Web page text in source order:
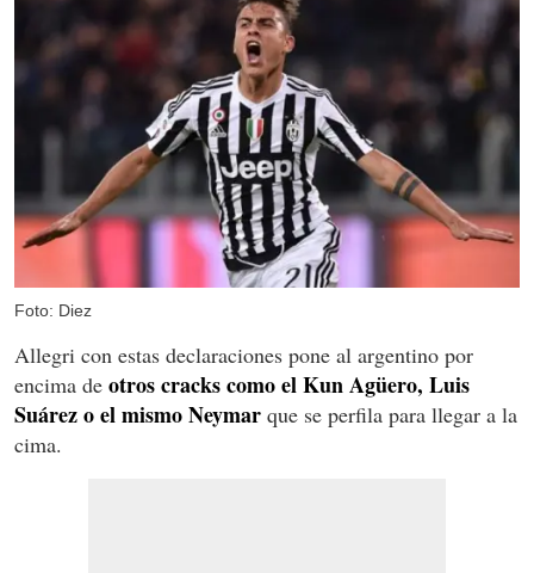
Foto: Diez
Allegri con estas declaraciones pone al argentino por
encima de otros cracks como el Kun Agüero, Luis
Suárez o el mismo Neymar que se perfila para llegar a la
cima.